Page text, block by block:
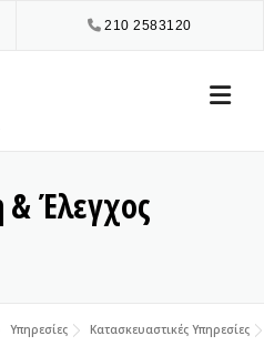
210 2583120
& Έλεγχος
Υπηρεσίες Κατασκευαστικές Υπηρεσίες